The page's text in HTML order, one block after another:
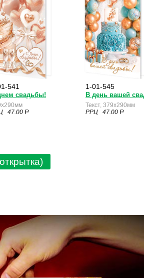
541
свадьбы!
47.00 a
1-01-545
В день вашей
Текст, 379x290мм
РРЦ 47.00 a